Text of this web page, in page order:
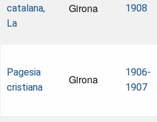
catalana,
La
Girona 1908
Pagesia
cristiana
Girona
1906-
1907